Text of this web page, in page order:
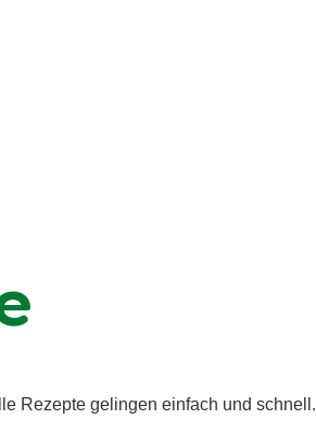
Rezepte gelingen einfach und schnell.